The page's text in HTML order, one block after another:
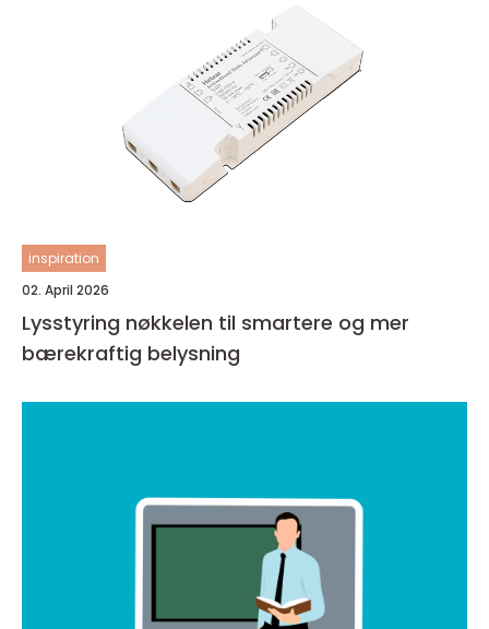
inspiration
02. April 2026
Lysstyring nøkkelen til smartere og mer
bærekraftig belysning